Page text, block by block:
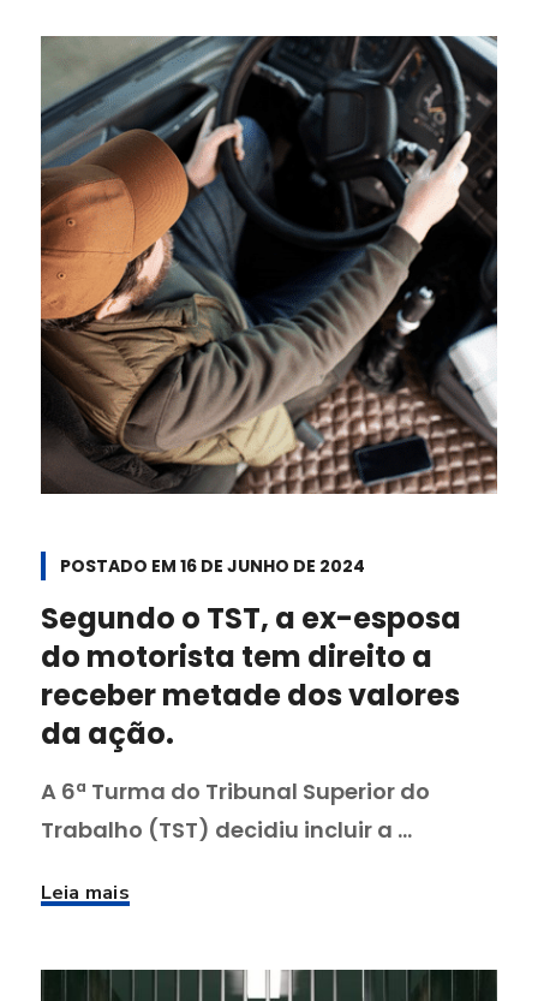
POSTADO EM 16 DE JUNHO DE 2024
Segundo o TST, a ex-esposa
do motorista tem direito a
receber metade dos valores
da ação.
A 6ª Turma do Tribunal Superior do
Trabalho (TST) decidiu incluir a ...
Leia mais